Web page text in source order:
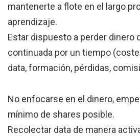
mantenerte a flote en el largo
aprendizaje.
Estar dispuesto a perder dinero
continuada por un tiempo
data, formación, pérdidas,
No enfocarse en el dinero,
mínimo de shares posible.
Recolectar data de manera